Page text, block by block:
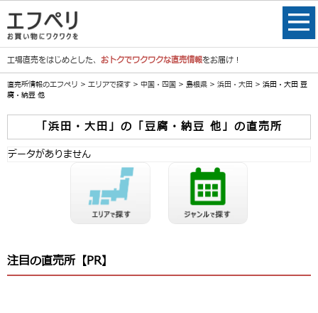
工場直売をはじめとした、 おトクでワクワクな直売情報をお届け！
直売所情報のエフペリ > エリアで探す > 中国・四国 > 島根県 > 浜田・大田 > 浜田・大田 豆
腐・納豆 他
「浜田・大田」の「豆腐・納豆 他」の直売所
データがありません
注目の直売所【PR】